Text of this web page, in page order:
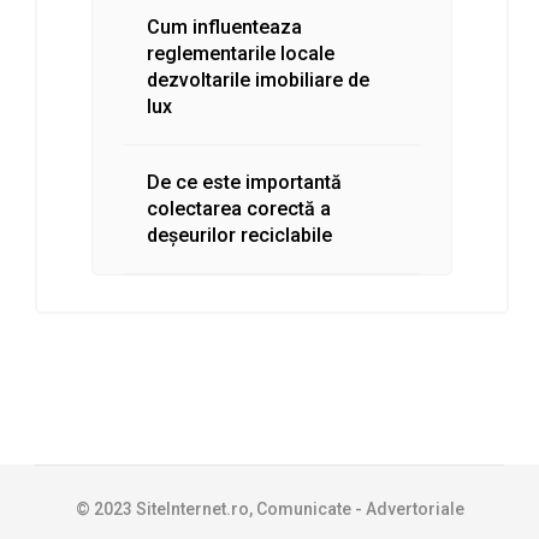
Cum influenteaza
reglementarile locale
dezvoltarile imobiliare de
lux
De ce este importantă
colectarea corectă a
deșeurilor reciclabile
© 2023 SiteInternet.ro, Comunicate - Advertoriale